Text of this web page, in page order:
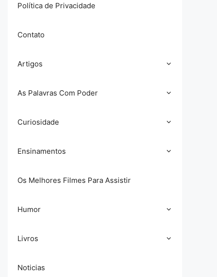
Política de Privacidade
Contato
Artigos
As Palavras Com Poder
Curiosidade
Ensinamentos
Os Melhores Filmes Para Assistir
Humor
Livros
Noticias